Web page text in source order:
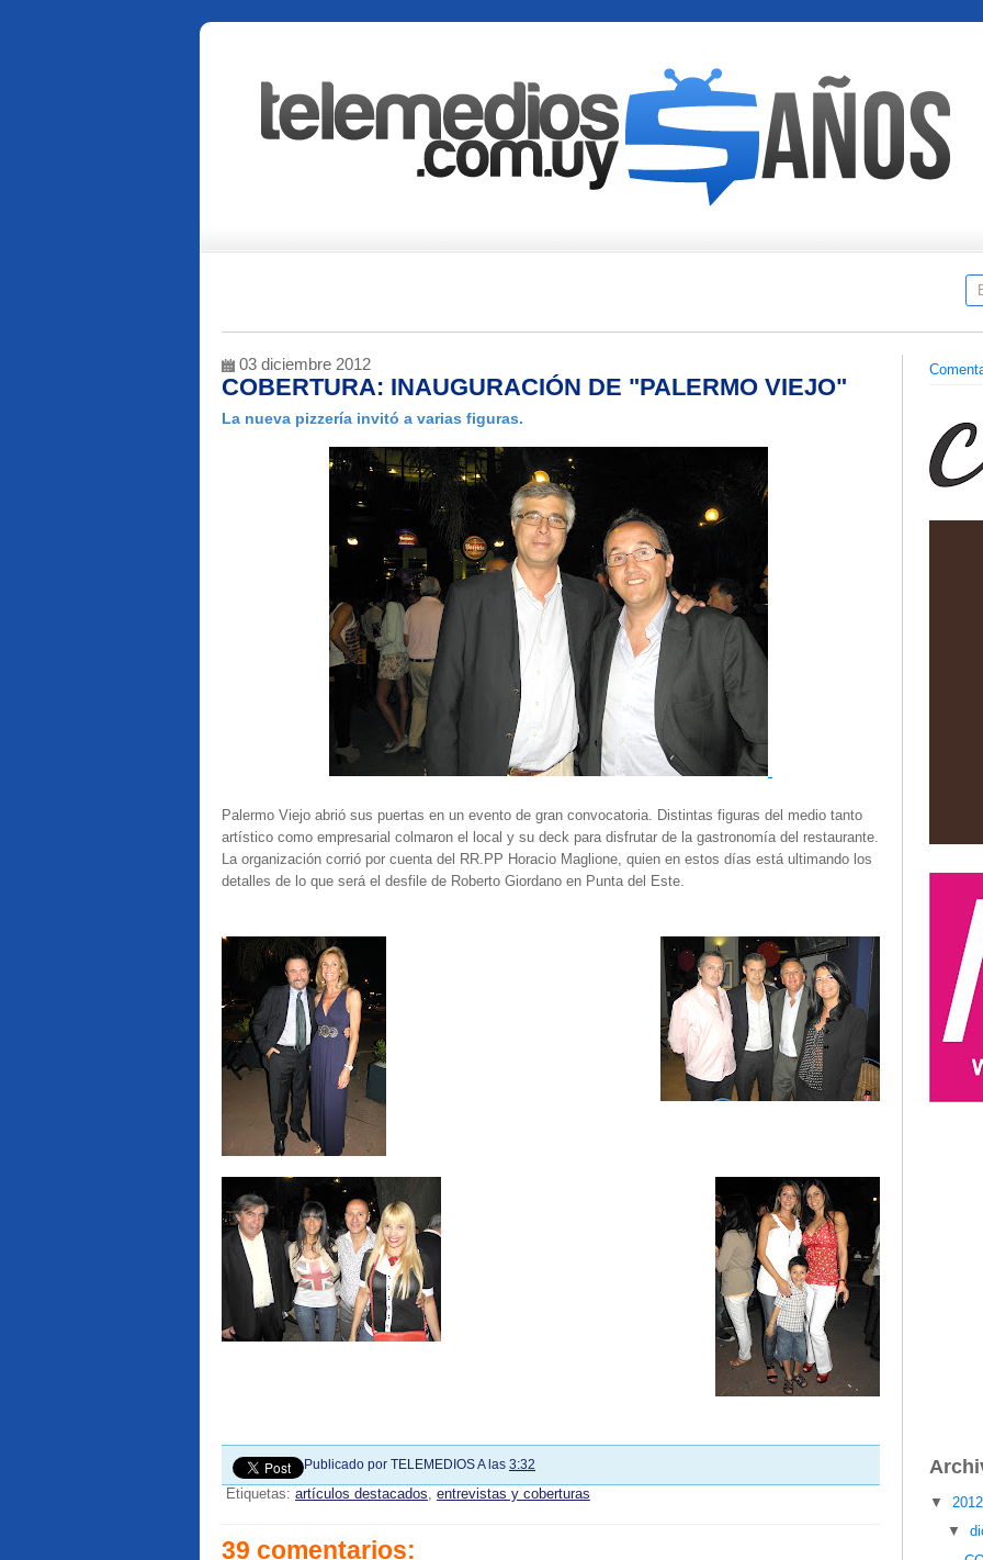
03 diciembre 2012
COBERTURA: INAUGURACIÓN DE "PALERMO VIEJO"
La nueva pizzería invitó a varias figuras.
Palermo Viejo abrió sus puertas en un evento de gran convocatoria. Distintas figuras del medio tanto
artístico como empresarial colmaron el local y su deck para disfrutar de la gastronomía del restaurante.
La organización corrió por cuenta del RR.PP Horacio Maglione, quien en estos días está ultimando los
detalles de lo que será el desfile de Roberto Giordano en Punta del Este.
Publicado por TELEMEDIOSA las 3:32
Etiquetas: artículos destacados, entrevistas y coberturas
39 comentarios:
▼
▼